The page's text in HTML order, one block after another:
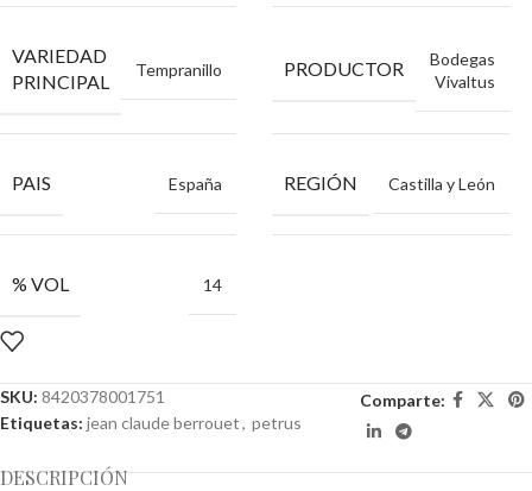
VARIEDAD
PRINCIPAL
Tempranillo PRODUCTOR
Bodegas
Vivaltus
PAIS España REGIÓN Castilla y León
% VOL 14
SKU: 8420378001751
Etiquetas: jean claude berrouet, petrus
Comparte:
DESCRIPCIÓN